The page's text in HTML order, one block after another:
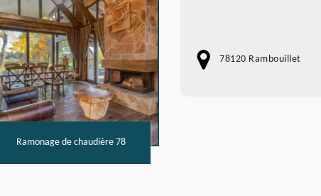
Ramonage de chaudière 78
78120 Rambouillet